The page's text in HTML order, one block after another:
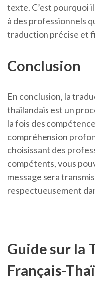
texte. C’est pourquoi
à des professionnels
traduction précise et
Conclusion
En conclusion, la
thaïlandais est un
la fois des
compréhension
choisissant des
compétents, vous
message sera
respectueusement
Guide sur la
Français-